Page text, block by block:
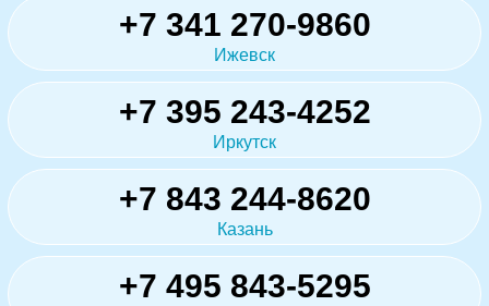
+7 341 270-9860
Ижевск
+7 395 243-4252
Иркутск
+7 843 244-8620
Казань
+7 495 843-5295